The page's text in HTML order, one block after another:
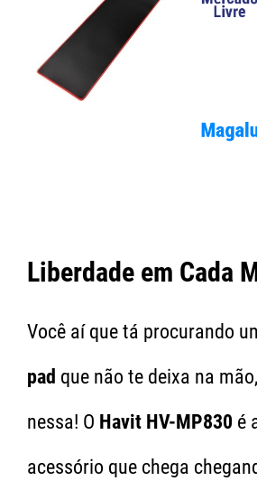
Liberdade em Cada
Você aí que tá procurando
pad que não te deixa na
nessa! O Havit HV-MP830 é
acessório que chega